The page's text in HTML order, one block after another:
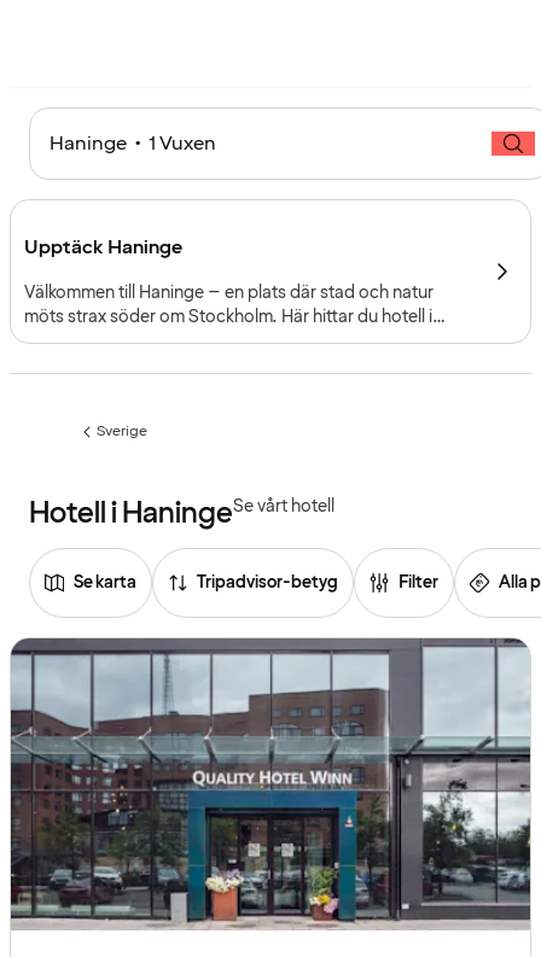
Haninge • 1 Vuxen
Upptäck Haninge
Välkommen till Haninge – en plats där stad och natur
möts strax söder om Stockholm. Här hittar du hotell i
Haninge med närhet till shopping, kultur och
Föregående
Sverige
Hotell i HaningeSe vårt hotell
Se karta Tripadvisor-betyg Filter Alla
Se
över
hotell